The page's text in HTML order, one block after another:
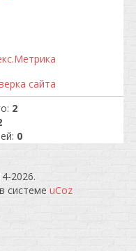
2
0
2026.
системе uCoz